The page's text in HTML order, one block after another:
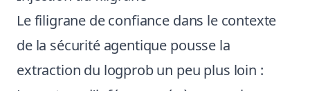
Le filigrane de confiance dans le contexte
de la sécurité agentique pousse la
extraction du logprob un peu plus loin :